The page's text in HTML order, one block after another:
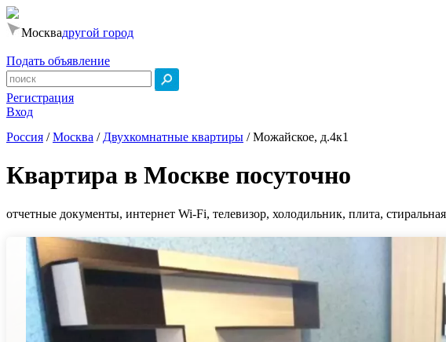
Москвадругой город
Подать объявление
Регистрация
Вход
Россия /Москва / Двухкомнатные квартиры /Можайское, д.4к1
Квартира в Москве посуточно
отчетные документы, интернет Wi-Fi, телевизор, холодильник, плита,